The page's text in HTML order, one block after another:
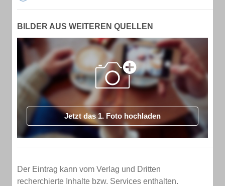
BILDER AUS WEITEREN QUELLEN
Jetzt das 1. Foto hochladen
Der Eintrag kann vom Verlag und Dritten
recherchierte Inhalte bzw. Services enthalten.